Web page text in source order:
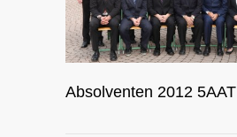
Absolventen 2012 5AAT